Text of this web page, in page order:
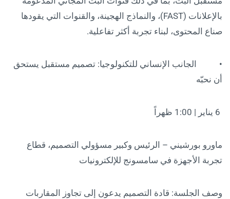
بالإعلانات (FAST)، والنماذج الهجينة، والقنوات التي يقودها
صناع المحتوى، لبناء تجربة أكثر تفاعلية.
• الجانب الإنساني للتكنولوجيا: تصميم مستقبل يستحق
أن نحبّه
ماورو بورشيني – الرئيس وكبير مسؤولي التصميم، قطاع
تجربة الأجهزة في سامسونج للإلكترونيات
وصف الجلسة: قادة التصميم يدعون إلى تجاوز المقاربات